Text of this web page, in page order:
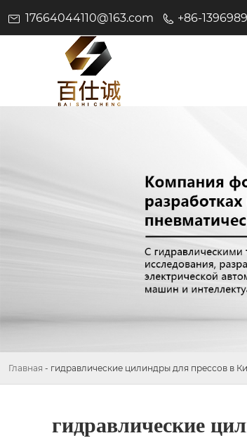
17664044110@163.com +86-
Главная - гидравлические цилиндры для прессов в
гидравлические